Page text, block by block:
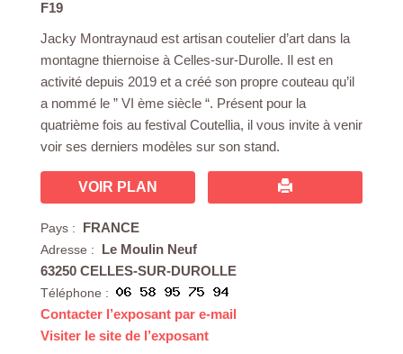
F19
Jacky Montraynaud est artisan coutelier d’art dans la
montagne thiernoise à Celles-sur-Durolle. Il est en
activité depuis 2019 et a créé son propre couteau qu’il
a nommé le ” VI ème siècle “. Présent pour la
quatrième fois au festival Coutellia, il vous invite à venir
voir ses derniers modèles sur son stand.
VOIR PLAN
Pays : FRANCE
Adresse :
Le Moulin Neuf
63250 CELLES-SUR-DUROLLE
Téléphone :
Contacter l’exposant par e-mail
Visiter le site de l’exposant